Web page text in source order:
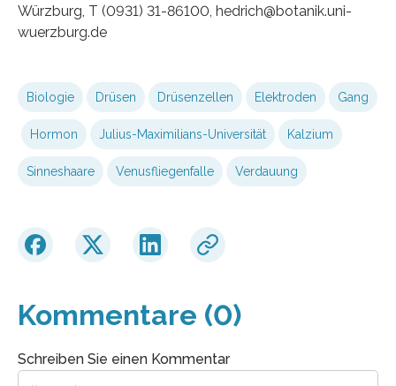
Würzburg, T (0931) 31-86100, hedrich@botanik.uni-
wuerzburg.de
Biologie Drüsen Drüsenzellen Elektroden Gang
Hormon Julius-Maximilians-Universität Kalzium
Sinneshaare Venusfliegenfalle Verdauung
Kommentare (0)
Schreiben Sie einen Kommentar